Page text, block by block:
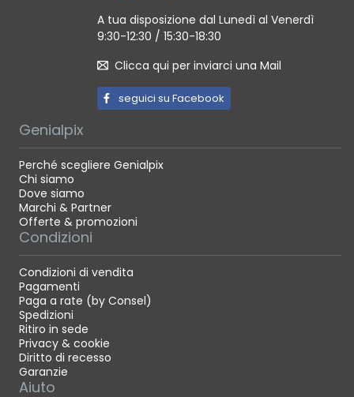
A tua disposizione dal Lunedì al Venerdì
9:30-12:30 / 15:30-18:30
Clicca qui per inviarci una Mail
seguici su Facebook
Genialpix
Perché scegliere Genialpix
Chi siamo
Dove siamo
Marchi & Partner
Offerte & promozioni
Condizioni
Condizioni di vendita
Pagamenti
Paga a rate (by Consel)
Spedizioni
Ritiro in sede
Privacy & cookie
Diritto di recesso
Garanzie
Aiuto